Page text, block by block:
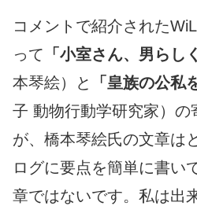
コメントで紹介された
って 「小室さん、男らし
本琴絵）と
「皇族の公私
子 動物行動学研究家）の
が、橋本琴絵氏の文章は
ログに要点を簡単に書い
章ではないです。私は出